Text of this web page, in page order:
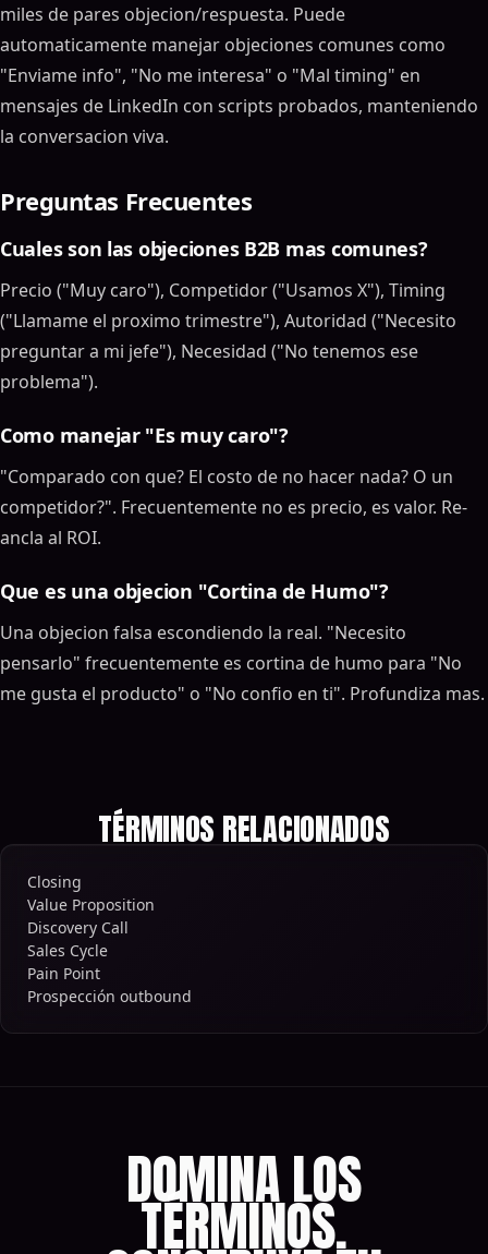
miles de pares objecion/respuesta. Puede
automaticamente manejar objeciones comunes como
"Enviame info", "No me interesa" o "Mal timing" en
mensajes de LinkedIn con scripts probados, manteniendo
la conversacion viva.
Preguntas Frecuentes
Cuales son las objeciones B2B mas comunes?
Precio ("Muy caro"), Competidor ("Usamos X"), Timing
("Llamame el proximo trimestre"), Autoridad ("Necesito
preguntar a mi jefe"), Necesidad ("No tenemos ese
problema").
Como manejar "Es muy caro"?
"Comparado con que? El costo de no hacer nada? O un
competidor?". Frecuentemente no es precio, es valor. Re-
ancla al ROI.
Que es una objecion "Cortina de Humo"?
Una objecion falsa escondiendo la real. "Necesito
pensarlo" frecuentemente es cortina de humo para "No
me gusta el producto" o "No confio en ti". Profundiza mas.
TÉRMINOS RELACIONADOS
Closing
Value Proposition
Discovery Call
Sales Cycle
Pain Point
Prospección outbound
DOMINA LOS
TÉRMINOS.